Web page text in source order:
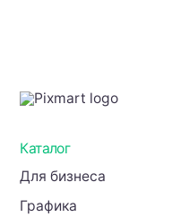
Каталог
Для бизнеса
Графика